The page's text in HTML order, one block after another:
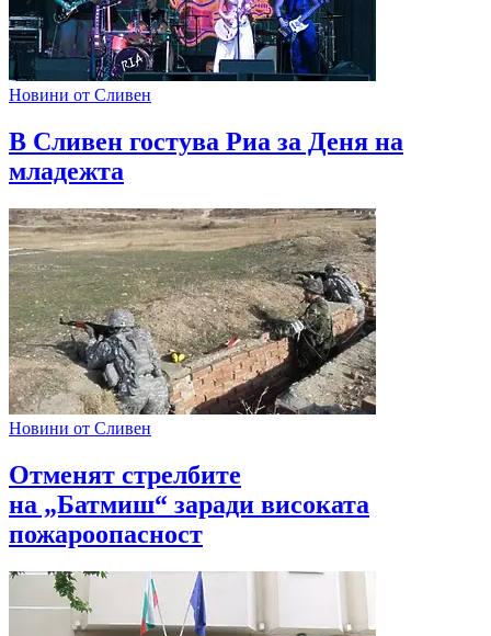
Новини от Сливен
В Сливен гостува Риа за Деня на
младежта
Новини от Сливен
Отменят стрелбите
на „Батмиш“ заради високата
пожароопасност